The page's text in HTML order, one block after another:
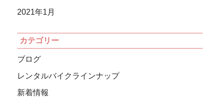
2021年1月
カテゴリー
ブログ
レンタルバイクラインナップ
新着情報